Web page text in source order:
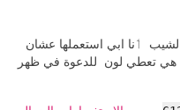
ٲنا ابي استعملها عشان
تعطي لون للدعوة في ظهر